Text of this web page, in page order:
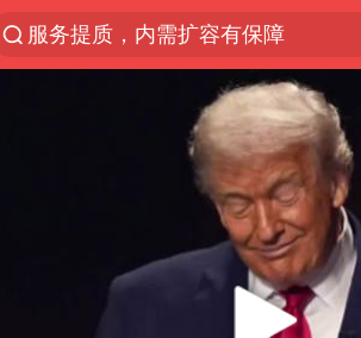
服务提质，内需扩容有保障
官方通报传销头目出狱办书院
美股收盘：道指再创历史新高
台风白海豚可能在浙江登陆
人贩子“梅姨”真实姓名曝光
“银行午休1.5小时”留个窗口行不行